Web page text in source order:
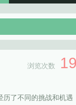
浏览次数
历了不同的挑战和机遇